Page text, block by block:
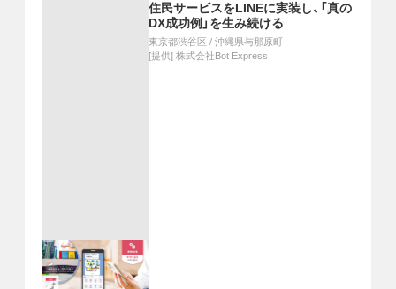
住民サービスをLINEに実装し、「真の
DX成功例」を生み続ける
東京都渋谷区 / 沖縄県与那原町
[提供] 株式会社Bot Express